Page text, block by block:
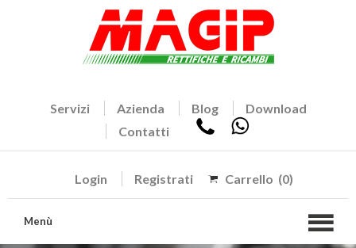
Servizi Azienda Blog
Download
Contatti
Login Registrati Carrello (0)
Menù